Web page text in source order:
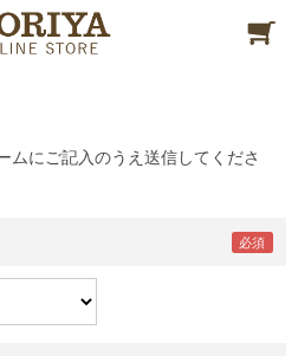
ムにご記入のうえ送信してくださ